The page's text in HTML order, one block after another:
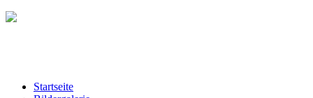
Startseite